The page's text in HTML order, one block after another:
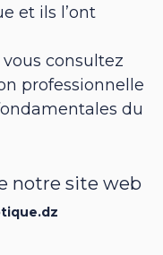
et ils l’ont
consultez
professionnelle
du
notre site web